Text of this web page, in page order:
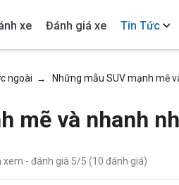
xe Đánh giá xe Tin Tức
ngoài → Những mẫu SUV mạnh mẽ
mẽ và nhanh
xem - đánh giá 5/5 (10 đánh giá)